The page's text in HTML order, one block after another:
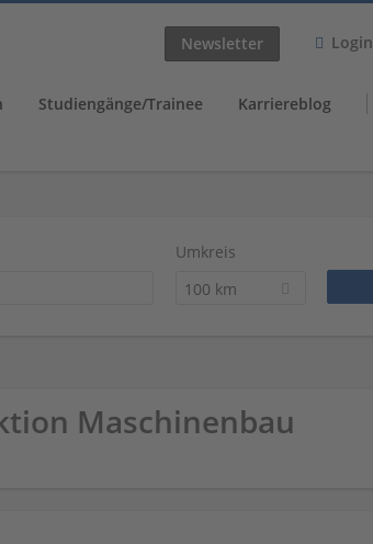
Newsletter Login
Studiengänge/Trainee Karriereblog
Umkreis
100 km
Maschinenbau